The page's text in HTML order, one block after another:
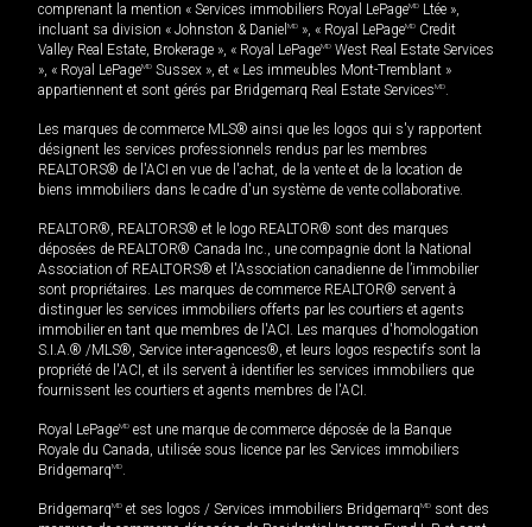
comprenant la mention « Services immobiliers Royal LePageMD Ltée »,
incluant sa division « Johnston & Daniel MD », « Royal LePageMD Credit
Valley Real Estate, Brokerage », « Royal LePageMD West Real Estate Services
», « Royal LePageMD Sussex », et « Les immeubles Mont-Tremblant »
appartiennent et sont gérés par Bridgemarq Real Estate ServicesMD.
Les marques de commerce MLS® ainsi que les logos qui s'y rapportent
désignent les services professionnels rendus par les membres
REALTORS® de l'ACI en vue de l'achat, de la vente et de la location de
biens immobiliers dans le cadre d'un système de vente collaborative.
REALTOR®, REALTORS® et le logo REALTOR® sont des marques
déposées de REALTOR® Canada Inc., une compagnie dont la National
Association of REALTORS® et l'Association canadienne de l’immobilier
sont propriétaires. Les marques de commerce REALTOR® servent à
distinguer les services immobiliers offerts par les courtiers et agents
immobilier en tant que membres de l'ACI. Les marques d'homologation
S.I.A.® /MLS®, Service inter-agences®, et leurs logos respectifs sont la
propriété de l'ACI, et ils servent à identifier les services immobiliers que
fournissent les courtiers et agents membres de l'ACI.
Royal LePageMD est une marque de commerce déposée de la Banque
Royale du Canada, utilisée sous licence par les Services immobiliers
BridgemarqMD.
BridgemarqMD et ses logos / Services immobiliers BridgemarqMD sont des